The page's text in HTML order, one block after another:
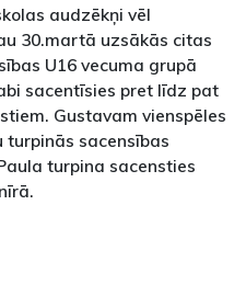
audzēkņi vēl
30.martā uzsākās citas
U16 vecuma grupā
sacentīsies pret līdz pat
Gustavam vienspēles
turpinās sacensības
turpina sacensties